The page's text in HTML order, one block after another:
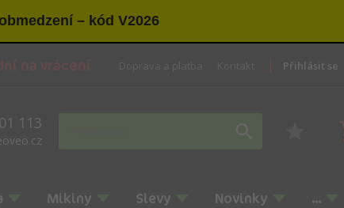
– kód V2026
na vrácení Přihlásit se
113
Mikiny Slevy Novinky ...